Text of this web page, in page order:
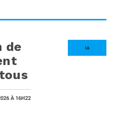
IA
de
À 16H22